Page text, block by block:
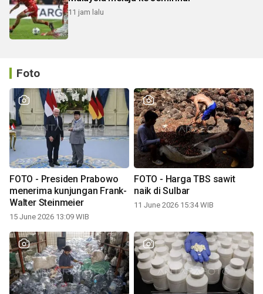
11 jam lalu
Foto
FOTO - Presiden Prabowo
menerima kunjungan Frank-
Walter Steinmeier
15 June 2026 13:09 WIB
FOTO - Harga TBS sawit
naik di Sulbar
11 June 2026 15:34 WIB